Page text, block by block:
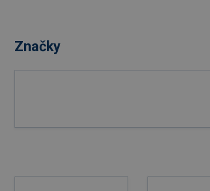
Značky